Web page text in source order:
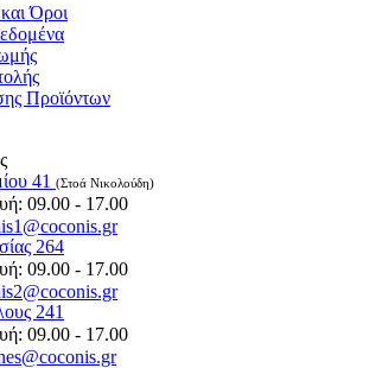
Όροι
Προϊόντων
41 (Στοά Νικολούδη)
09.00 - 17.00
264
09.00 - 17.00
241
09.00 - 17.00